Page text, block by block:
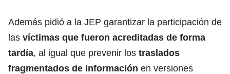
Además pidió a la JEP garantizar la participación de
las víctimas que fueron acreditadas de forma
tardía, al igual que prevenir los traslados
fragmentados de información en versiones